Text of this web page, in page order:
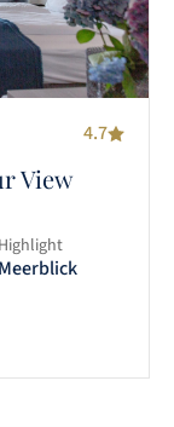
4.7
View
Highlight
Meerblick